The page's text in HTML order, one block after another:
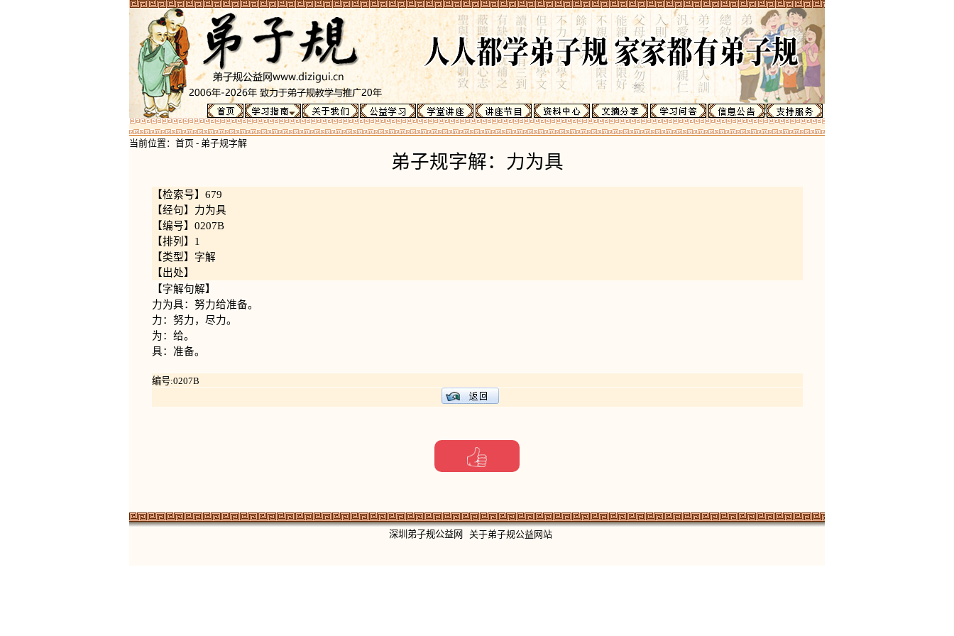
当前位置： 首页 - 弟子规字解
弟子规字解：力为具
【检索号】679
【经句】力为具
【编号】0207B
【排列】1
【类型】字解
【出处】
【字解句解】
力为具：努力给准备。
力：努力，尽力。
为：给。
具：准备。
编号:0207B
深圳弟子规公益网 关于弟子规公益网站